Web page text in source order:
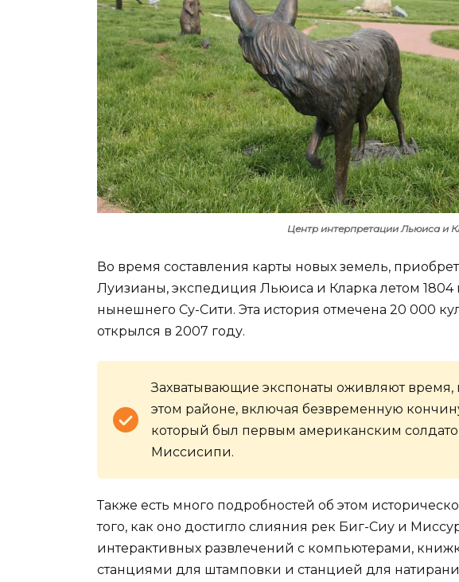
Центр интерпретации Льюиса и
Во время составления карты новых земель,
Луизианы, экспедиция Льюиса и Кларка летом
нынешнего Су-Сити. Эта история отмечена 20 000
открылся в 2007 году.
Захватывающие экспонаты оживляют
этом районе, включая безвременную
который был первым американским
Миссисипи.
Также есть много подробностей об этом
того, как оно достигло слияния рек Биг-Сиу и
интерактивных развлечений с компьютерами,
станциями для штамповки и станцией для